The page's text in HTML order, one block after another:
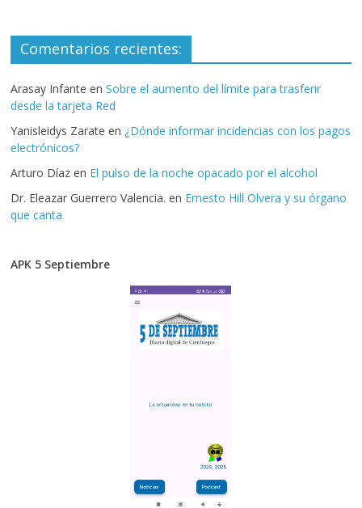
Comentarios recientes:
Arasay Infante enSobre el aumento del límite para trasferir
desde la tarjeta Red
Yanisleidys Zarate en ¿Dónde informar incidencias con los pagos
electrónicos?
Arturo Díaz en El pulso de la noche opacado por el alcohol
Dr. Eleazar Guerrero Valencia. en Ernesto Hill Olvera y su órgano
que canta
APK 5 Septiembre